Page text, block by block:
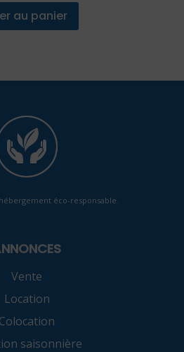
au panier
éco-responsable.
Vente
Location
Colocation
saisonnière